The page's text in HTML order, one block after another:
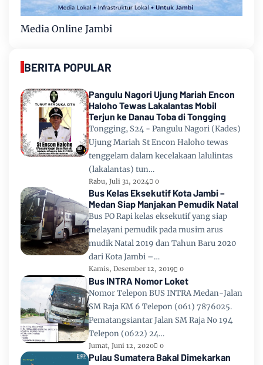
Media Online Jambi
BERITA POPULAR
Pangulu Nagori Ujung Mariah Encon
Haloho Tewas Lakalantas Mobil
Terjun ke Danau Toba di Tongging
Tongging, S24 - Pangulu Nagori (Kades)
Ujung Mariah St Encon Haloho tewas
tenggelam dalam kecelakaan lalulintas
(lakalantas) tun…
Rabu, Juli 31, 2024 0
Bus Kelas Eksekutif Kota Jambi –
Medan Siap Manjakan Pemudik Natal
Bus PO Rapi kelas eksekutif yang siap
melayani pemudik pada musim arus
mudik Natal 2019 dan Tahun Baru 2020
dari Kota Jambi –…
Kamis, Desember 12, 2019 0
Bus INTRA Nomor Loket
Nomor Telepon BUS INTRA Medan-Jalan
SM Raja KM 6 Telepon (061) 7876025.
Pematangsiantar Jalan SM Raja No 194
Telepon (0622) 24…
Jumat, Juni 12, 2020 0
Pulau Sumatera Bakal Dimekarkan